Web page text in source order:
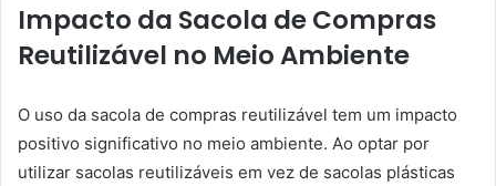
Impacto da Sacola de Compras
Reutilizável no Meio Ambiente
O uso da sacola de compras reutilizável tem um impacto
positivo significativo no meio ambiente. Ao optar por
utilizar sacolas reutilizáveis em vez de sacolas plásticas